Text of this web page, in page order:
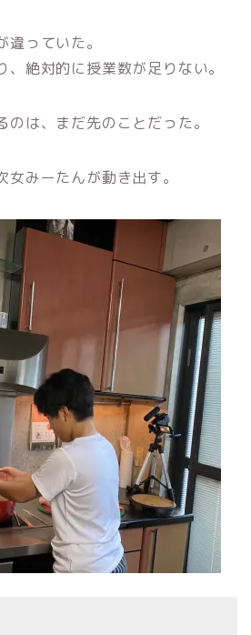
っていた。
、絶対的に授業数が足りない。
は、まだ先のことだった。
みーたんが動き出す。